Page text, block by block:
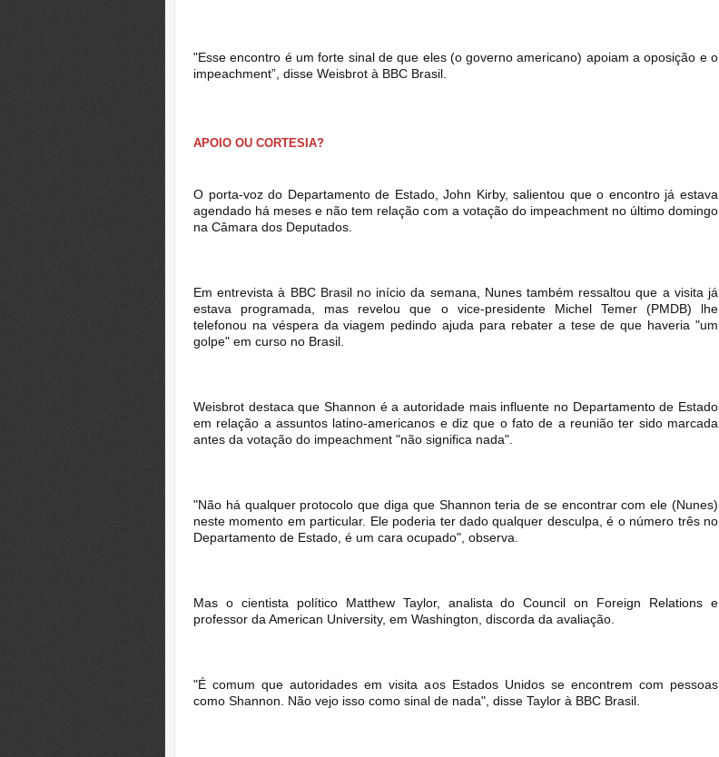
"Esse encontro é um forte sinal de que eles (o governo americano) apoiam a oposição e o
impeachment”, disse Weisbrot à BBC Brasil.
APOIO OU CORTESIA?
O porta-voz do Departamento de Estado, John Kirby, salientou que o encontro já estava
agendado há meses e não tem relação com a votação do impeachment no último domingo
na Câmara dos Deputados.
Em entrevista à BBC Brasil no início da semana, Nunes também ressaltou que a visita já
estava programada, mas revelou que o vice-presidente Michel Temer (PMDB) lhe
telefonou na véspera da viagem pedindo ajuda para rebater a tese de que haveria "um
golpe" em curso no Brasil.
Weisbrot destaca que Shannon é a autoridade mais influente no Departamento de Estado
em relação a assuntos latino-americanos e diz que o fato de a reunião ter sido marcada
antes da votação do impeachment "não significa nada".
"Não há qualquer protocolo que diga que Shannon teria de se encontrar com ele (Nunes)
neste momento em particular. Ele poderia ter dado qualquer desculpa, é o número três no
Departamento de Estado, é um cara ocupado", observa.
Mas o cientista político Matthew Taylor, analista do Council on Foreign Relations e
professor da American University, em Washington, discorda da avaliação.
"É comum que autoridades em visita aos Estados Unidos se encontrem com pessoas
como Shannon. Não vejo isso como sinal de nada", disse Taylor à BBC Brasil.